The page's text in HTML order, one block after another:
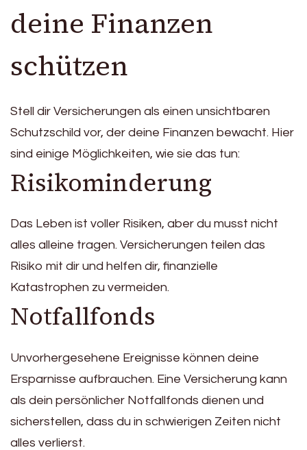
deine Finanzen
schützen
Stell dir Versicherungen als einen unsichtbaren
Schutzschild vor, der deine Finanzen bewacht. Hier
sind einige Möglichkeiten, wie sie das tun:
Risikominderung
Das Leben ist voller Risiken, aber du musst nicht
alles alleine tragen. Versicherungen teilen das
Risiko mit dir und helfen dir, finanzielle
Katastrophen zu vermeiden.
Notfallfonds
Unvorhergesehene Ereignisse können deine
Ersparnisse aufbrauchen. Eine Versicherung kann
als dein persönlicher Notfallfonds dienen und
sicherstellen, dass du in schwierigen Zeiten nicht
alles verlierst.